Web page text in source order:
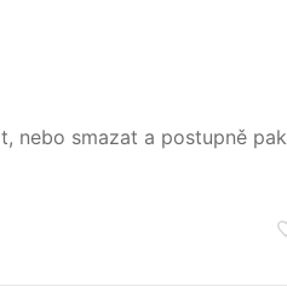
nebo smazat a postupně pak